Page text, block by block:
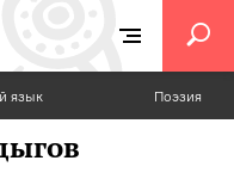
язык Поэзия